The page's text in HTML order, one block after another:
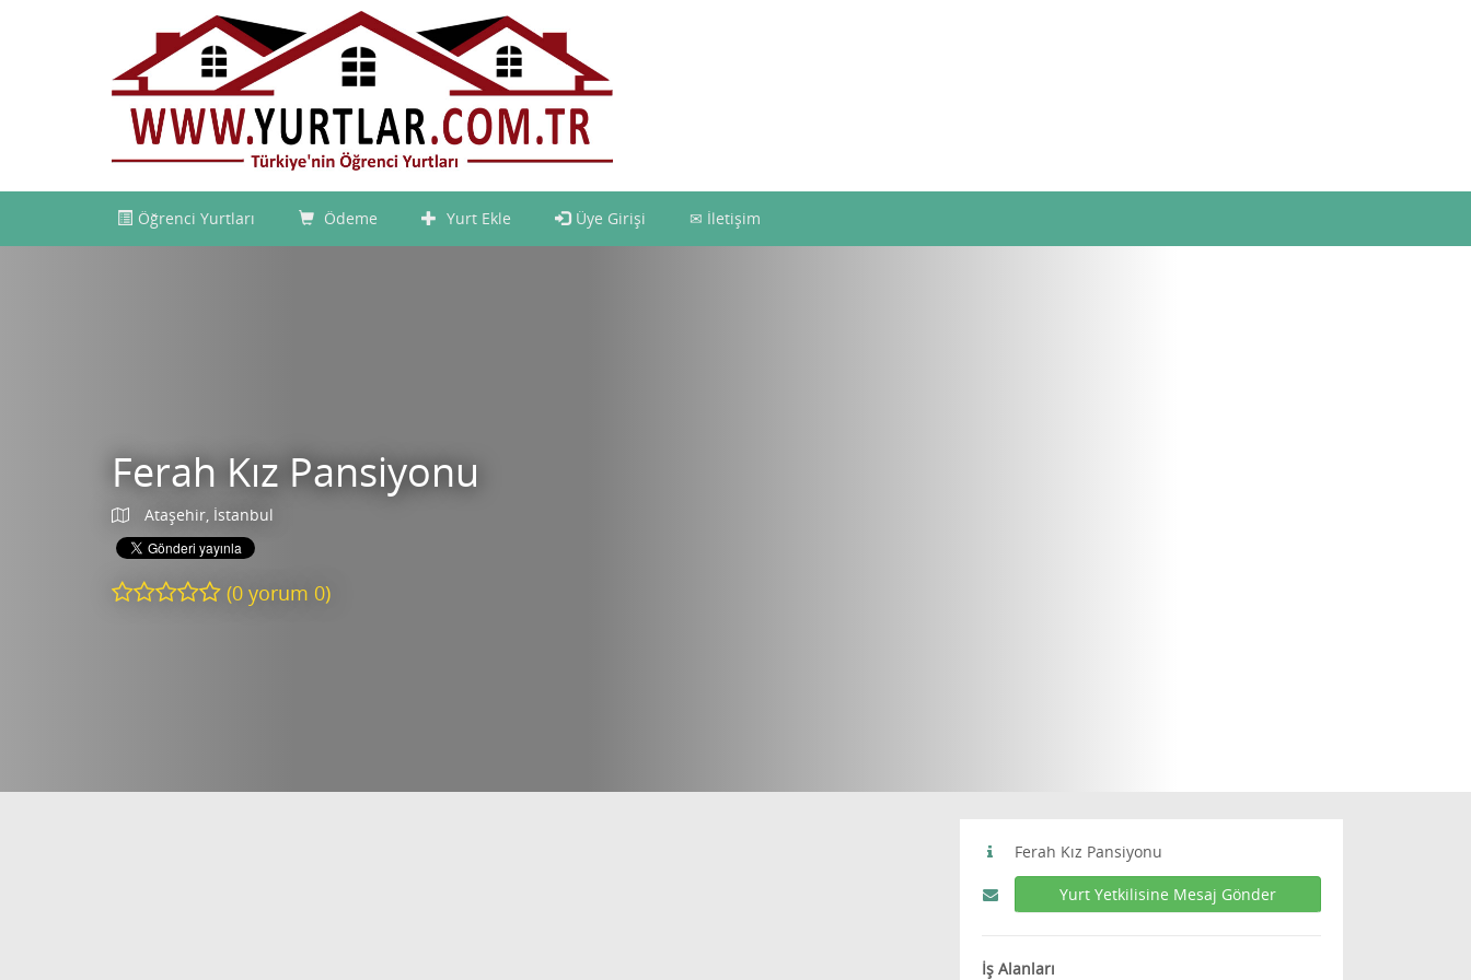
Öğrenci Yurtları Ödeme Yurt Ekle Üye Girişi İletişim
Ferah Kız Pansiyonu
Ataşehir, İstanbul
(0 yorum 0)
Ferah Kız Pansiyonu
Yurt Yetkilisine Mesaj Gönder
İş Alanları